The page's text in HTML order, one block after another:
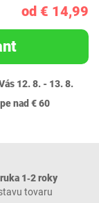
od € 14,99
12. 8. - 13. 8.
nad € 60
1‐2 roky
tovaru